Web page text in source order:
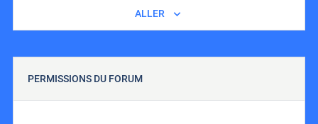
ALLER
PERMISSIONS DU FORUM